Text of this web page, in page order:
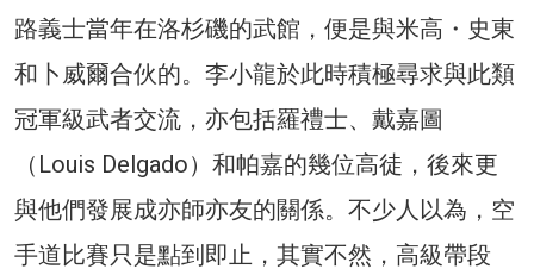
路義士當年在洛杉磯的武館，便是與米高・史東
和卜威爾合伙的。李小龍於此時積極尋求與此類
冠軍級武者交流，亦包括羅禮士、戴嘉圖
（Louis Delgado）和帕嘉的幾位高徒，後來更
與他們發展成亦師亦友的關係。不少人以為，空
手道比賽只是點到即止，其實不然，高級帶段